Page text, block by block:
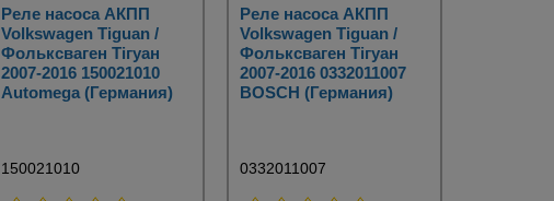
Реле насоса АКПП
Volkswagen Tiguan /
Фольксваген Тігуан
2007-2016 150021010
Automega (Германия)
150021010
Реле насоса АКПП
Volkswagen Tiguan /
Фольксваген Тігуан
2007-2016 0332011007
BOSCH (Германия)
0332011007